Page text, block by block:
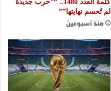
كلمة العدد 1480.. “”حرب جديدة
لم تُحسم نهايتها””
منذ أسبوعين